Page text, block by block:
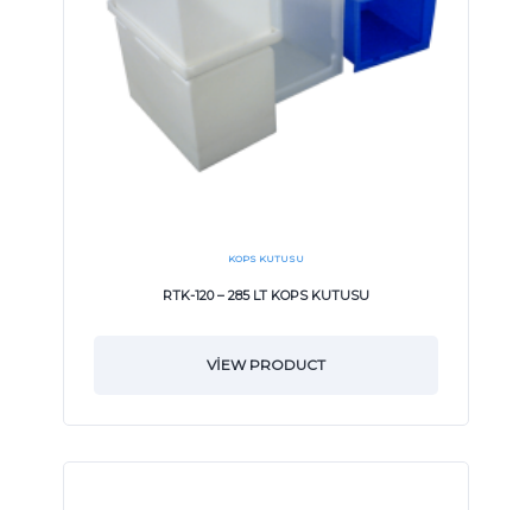
KOPS KUTUSU
RTK-120 – 285 LT KOPS KUTUSU
VIEW PRODUCT